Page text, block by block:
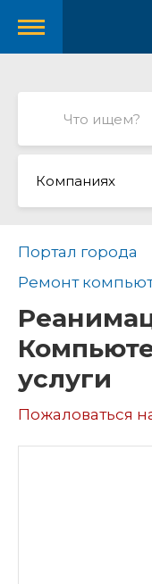
Компаниях
Портал города
Ремонт
услуги
Пожаловаться